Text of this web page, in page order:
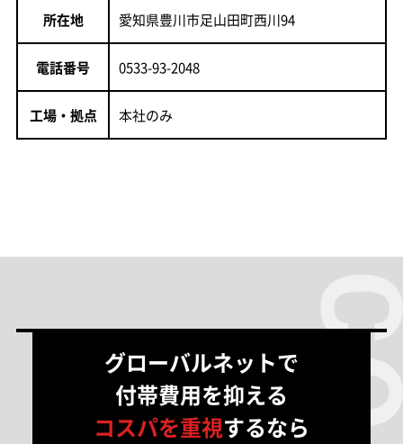
所在地 愛知県豊川市足山田町西川94
電話番号 0533-93-2048
工場・拠点 本社のみ
グローバルネットで
付帯費用を抑える
コスパを重視するなら